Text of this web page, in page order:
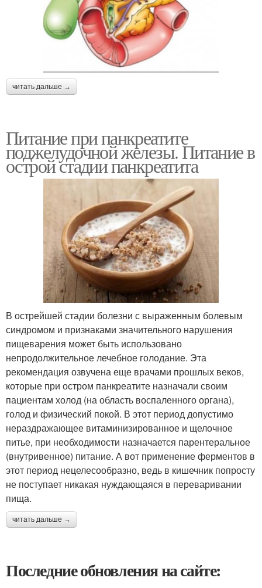
читать дальше →
Питание при панкреатите
поджелудочной железы. Питание в
острой стадии панкреатита
В острейшей стадии болезни с выраженным болевым
синдромом и признаками значительного нарушения
пищеварения может быть использовано
непродолжительное лечебное голодание. Эта
рекомендация озвучена еще врачами прошлых веков,
которые при остром панкреатите назначали своим
пациентам холод (на область воспаленного органа),
голод и физический покой. В этот период допустимо
нераздражающее витаминизированное и щелочное
питье, при необходимости назначается парентеральное
(внутривенное) питание. А вот применение ферментов в
этот период нецелесообразно, ведь в кишечник попросту
не поступает никакая нуждающаяся в переваривании
пища.
читать дальше →
Последние обновления на сайте: